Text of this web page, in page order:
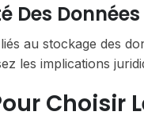
Des
au stockage des
les implications
Choisir